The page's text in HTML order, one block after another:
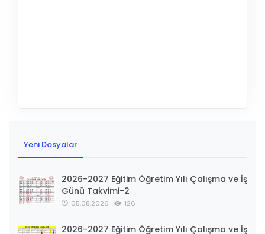
Yeni Dosyalar
2026-2027 Eğitim Öğretim Yılı Çalışma ve İş
Günü Takvimi-2
05.08.2026 126
2026-2027 Eğitim Öğretim Yılı Çalışma ve İş